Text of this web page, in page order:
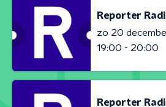
Reporter
zo 20
19:00 - 20:00
Reporter